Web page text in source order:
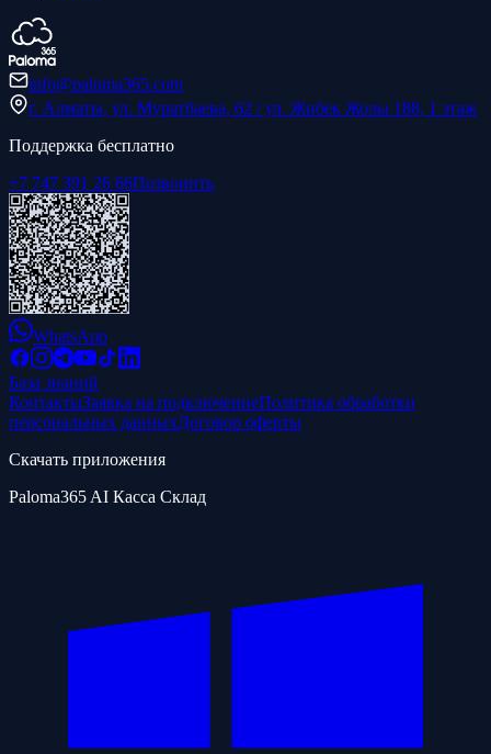
info@paloma365.com
г. Алматы, ул. Муратбаева, 62 / ул. Жибек Жолы 188, 1 этаж
Поддержка бесплатно
+7 747 391 26 66Позвонить
WhatsApp
База знаний
КонтактыЗаявка на подключениеПолитика обработки
персональных данныхДоговор оферты
Скачать приложения
Paloma365 AI Касса Склад